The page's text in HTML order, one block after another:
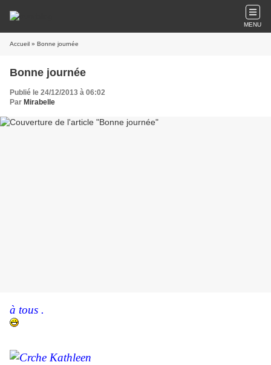
MENU
Accueil » Bonne journée
Bonne journée
Publié le 24/12/2013 à 06:02
Par Mirabelle
à tous .